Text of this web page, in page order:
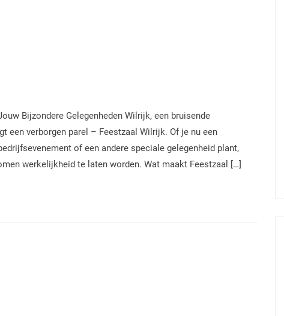
Bijzondere Gelegenheden Wilrijk, een bruisende
een verborgen parel – Feestzaal Wilrijk. Of je nu een
of een andere speciale gelegenheid plant,
werkelijkheid te laten worden. Wat maakt Feestzaal […]